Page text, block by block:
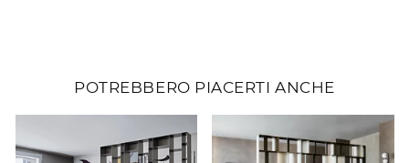
POTREBBERO PIACERTI ANCHE